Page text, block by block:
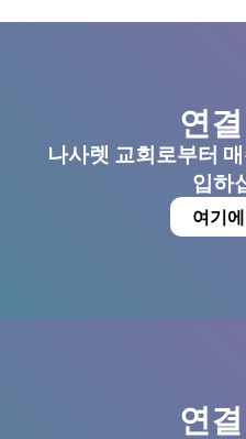
연
나사렛 교회로부터
입하
여기
연